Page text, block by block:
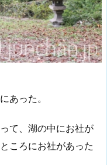
あった。
て、湖の中にお社が
ころにお社があった